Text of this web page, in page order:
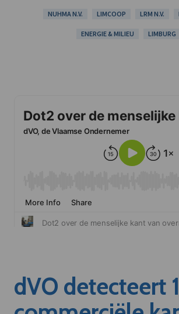
NUHMA N.V. LIMCOOP LRM N.V.
ENERGIE & MILIEU LIMBURG
dVO detecteert